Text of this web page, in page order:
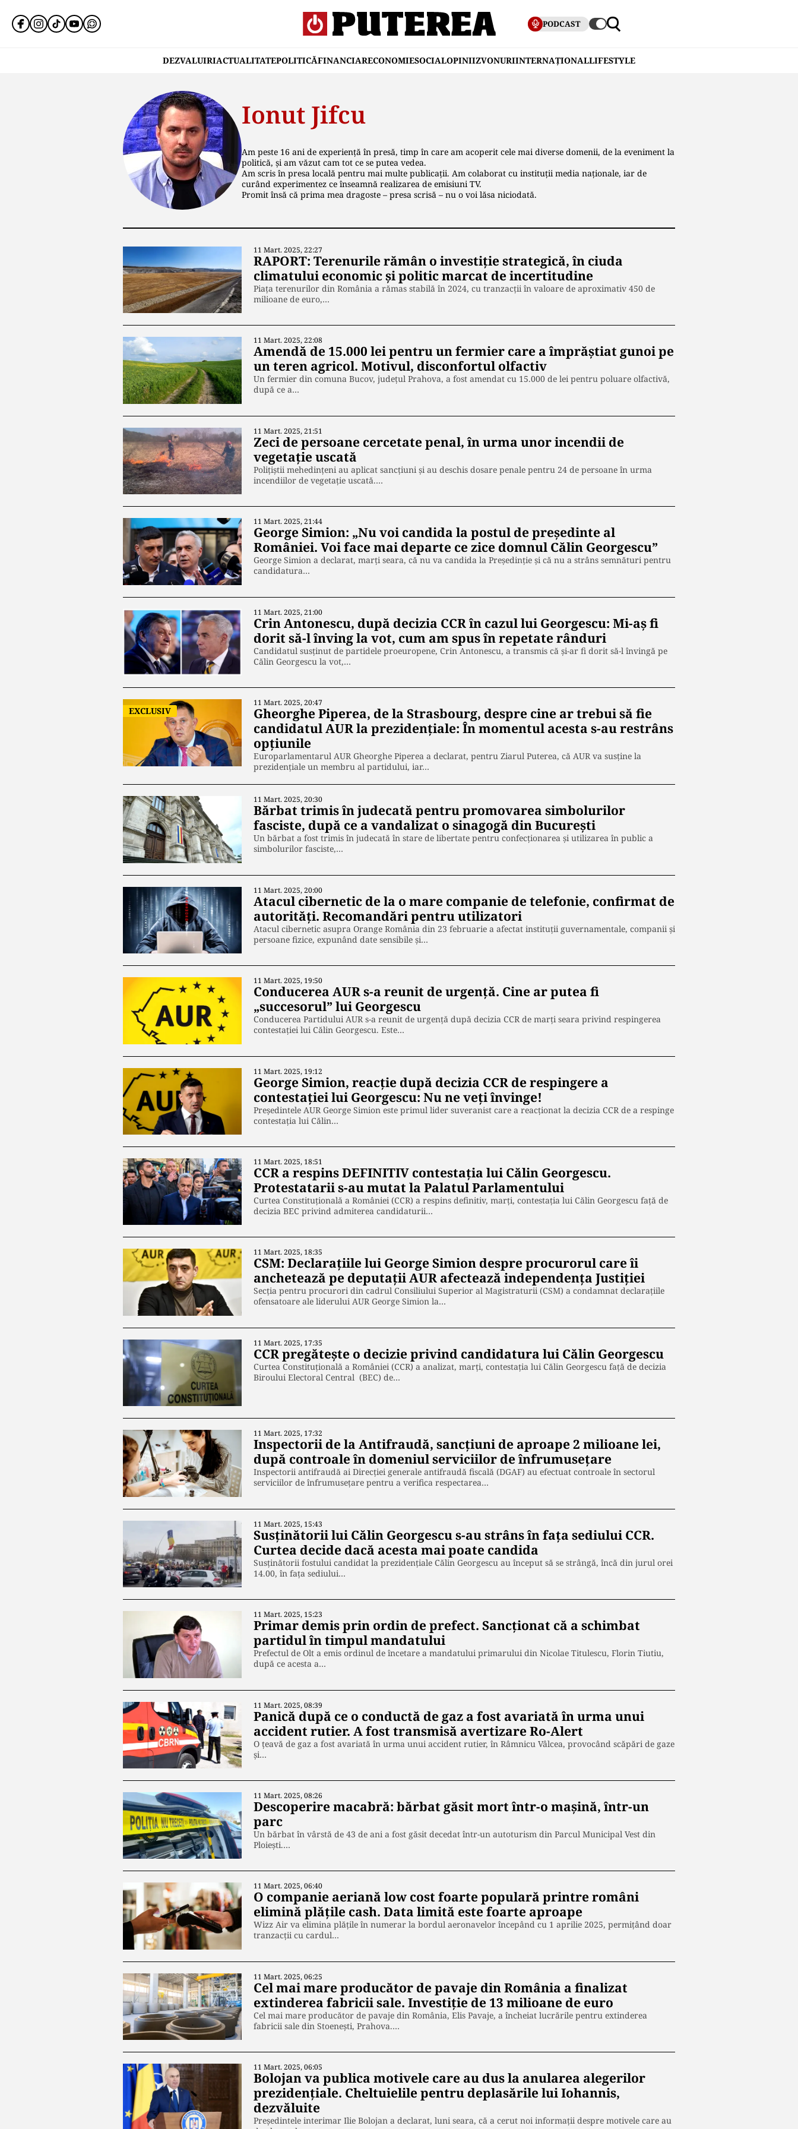
PODCAST
DEZVALUIRIACTUALITATEPOLITICĂFINANCIARECONOMIESOCIALOPINIIZVONURIINTERNAȚIONALLIFESTYLE
Ionut Jifcu
Am peste 16 ani de experiență în presă, timp în care am acoperit cele mai diverse domenii, de la eveniment la
politică, și am văzut cam tot ce se putea vedea.
Am scris în presa locală pentru mai multe publicaţii. Am colaborat cu instituţii media naţionale, iar de
curând experimentez ce înseamnă realizarea de emisiuni TV.
Promit însă că prima mea dragoste – presa scrisă – nu o voi lăsa niciodată.
11 Mart. 2025, 22:27
RAPORT: Terenurile rămân o investiție strategică, în ciuda
climatului economic și politic marcat de incertitudine
Piața terenurilor din România a rămas stabilă în 2024, cu tranzacții în valoare de aproximativ 450 de
milioane de euro,…
11 Mart. 2025, 22:08
Amendă de 15.000 lei pentru un fermier care a împrăștiat gunoi pe
un teren agricol. Motivul, disconfortul olfactiv
Un fermier din comuna Bucov, judeţul Prahova, a fost amendat cu 15.000 de lei pentru poluare olfactivă,
după ce a…
11 Mart. 2025, 21:51
Zeci de persoane cercetate penal, în urma unor incendii de
vegetaţie uscată
Polițiștii mehedințeni au aplicat sancțiuni și au deschis dosare penale pentru 24 de persoane în urma
incendiilor de vegetație uscată.…
11 Mart. 2025, 21:44
George Simion: „Nu voi candida la postul de președinte al
României. Voi face mai departe ce zice domnul Călin Georgescu”
George Simion a declarat, marţi seara, că nu va candida la Preşedinţie şi că nu a strâns semnături pentru
candidatura…
11 Mart. 2025, 21:00
Crin Antonescu, după decizia CCR în cazul lui Georgescu: Mi-aș fi
dorit să-l înving la vot, cum am spus în repetate rânduri
Candidatul susţinut de partidele proeuropene, Crin Antonescu, a transmis că şi-ar fi dorit să-l învingă pe
Călin Georgescu la vot,…
EXCLUSIV
11 Mart. 2025, 20:47
Gheorghe Piperea, de la Strasbourg, despre cine ar trebui să fie
candidatul AUR la prezidenţiale: În momentul acesta s-au restrâns
opțiunile
Europarlamentarul AUR Gheorghe Piperea a declarat, pentru Ziarul Puterea, că AUR va susţine la
prezidenţiale un membru al partidului, iar…
11 Mart. 2025, 20:30
Bărbat trimis în judecată pentru promovarea simbolurilor
fasciste, după ce a vandalizat o sinagogă din București
Un bărbat a fost trimis în judecată în stare de libertate pentru confecționarea și utilizarea în public a
simbolurilor fasciste,…
11 Mart. 2025, 20:00
Atacul cibernetic de la o mare companie de telefonie, confirmat de
autorităţi. Recomandări pentru utilizatori
Atacul cibernetic asupra Orange România din 23 februarie a afectat instituții guvernamentale, companii și
persoane fizice, expunând date sensibile și…
11 Mart. 2025, 19:50
Conducerea AUR s-a reunit de urgenţă. Cine ar putea fi
„succesorul” lui Georgescu
Conducerea Partidului AUR s-a reunit de urgenţă după decizia CCR de marţi seara privind respingerea
contestaţiei lui Călin Georgescu. Este…
11 Mart. 2025, 19:12
George Simion, reacţie după decizia CCR de respingere a
contestaţiei lui Georgescu: Nu ne veți învinge!
Preşedintele AUR George Simion este primul lider suveranist care a reacţionat la decizia CCR de a respinge
contestaţia lui Călin…
11 Mart. 2025, 18:51
CCR a respins DEFINITIV contestaţia lui Călin Georgescu.
Protestatarii s-au mutat la Palatul Parlamentului
Curtea Constituţională a României (CCR) a respins definitiv, marţi, contestaţia lui Călin Georgescu faţă de
decizia BEC privind admiterea candidaturii…
11 Mart. 2025, 18:35
CSM: Declaraţiile lui George Simion despre procurorul care îi
anchetează pe deputaţii AUR afectează independenţa Justiţiei
Secția pentru procurori din cadrul Consiliului Superior al Magistraturii (CSM) a condamnat declarațiile
ofensatoare ale liderului AUR George Simion la…
11 Mart. 2025, 17:35
CCR pregătește o decizie privind candidatura lui Călin Georgescu
Curtea Constituţională a României (CCR) a analizat, marţi, contestaţia lui Călin Georgescu faţă de decizia
Biroului Electoral Central (BEC) de…
11 Mart. 2025, 17:32
Inspectorii de la Antifraudă, sancţiuni de aproape 2 milioane lei,
după controale în domeniul serviciilor de înfrumuseţare
Inspectorii antifraudă ai Direcţiei generale antifraudă fiscală (DGAF) au efectuat controale în sectorul
serviciilor de înfrumusețare pentru a verifica respectarea…
11 Mart. 2025, 15:43
Susţinătorii lui Călin Georgescu s-au strâns în faţa sediului CCR.
Curtea decide dacă acesta mai poate candida
Susţinătorii fostului candidat la prezidenţiale Călin Georgescu au început să se strângă, încă din jurul orei
14.00, în faţa sediului…
11 Mart. 2025, 15:23
Primar demis prin ordin de prefect. Sancţionat că a schimbat
partidul în timpul mandatului
Prefectul de Olt a emis ordinul de încetare a mandatului primarului din Nicolae Titulescu, Florin Tiutiu,
după ce acesta a…
11 Mart. 2025, 08:39
Panică după ce o conductă de gaz a fost avariată în urma unui
accident rutier. A fost transmisă avertizare Ro-Alert
O țeavă de gaz a fost avariată în urma unui accident rutier, în Râmnicu Vâlcea, provocând scăpări de gaze
și…
11 Mart. 2025, 08:26
Descoperire macabră: bărbat găsit mort într-o maşină, într-un
parc
Un bărbat în vârstă de 43 de ani a fost găsit decedat într-un autoturism din Parcul Municipal Vest din
Ploiești.…
11 Mart. 2025, 06:40
O companie aeriană low cost foarte populară printre români
elimină plăţile cash. Data limită este foarte aproape
Wizz Air va elimina plățile în numerar la bordul aeronavelor începând cu 1 aprilie 2025, permițând doar
tranzacții cu cardul…
11 Mart. 2025, 06:25
Cel mai mare producător de pavaje din România a finalizat
extinderea fabricii sale. Investiţie de 13 milioane de euro
Cel mai mare producător de pavaje din România, Elis Pavaje, a încheiat lucrările pentru extinderea
fabricii sale din Stoenești, Prahova.…
11 Mart. 2025, 06:05
Bolojan va publica motivele care au dus la anularea alegerilor
prezidenţiale. Cheltuielile pentru deplasările lui Iohannis,
dezvăluite
Preşedintele interimar Ilie Bolojan a declarat, luni seara, că a cerut noi informaţii despre motivele care au